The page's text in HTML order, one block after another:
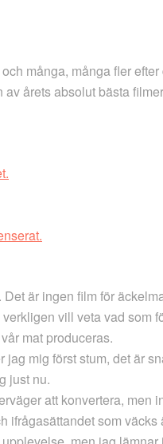
många, många fler
årets absolut bästa
är ingen film för
vill veta vad som
mat produceras.
mig först stum, det är
just nu.
att konvertera, men
ifrågasättandet som väcks